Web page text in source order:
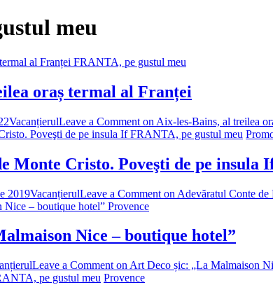
meu
FRANTA, pe gustul meu
oraș termal al Franței
VacanțierulLeave a Comment on Aix-les-Bains, al treilea
FRANTA, pe gustul meu
Monte Cristo. Poveşti de pe insula
2019VacanțierulLeave a Comment on Adevăratul Conte
Provence
Nice – boutique hotel”
Leave a Comment on Art Deco șic: „La Malmaison
pe gustul meu Provence